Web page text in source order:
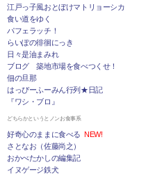
江戸っ子風おとぼけマトリョーシカ
食い道をゆく
パフェラッチ！
らいぽの徘徊にっき
日々是油まみれ
ブログ 築地市場を食べつくせ！
佃の旦那
はっぴーふーみん行列★日記
『ワシ・ブロ』
どちらかというとノンお食事系
好奇心のままに食べる NEW!
さとなお（佐藤尚之）
おかべたかしの編集記
イヌゲージ鉄犬